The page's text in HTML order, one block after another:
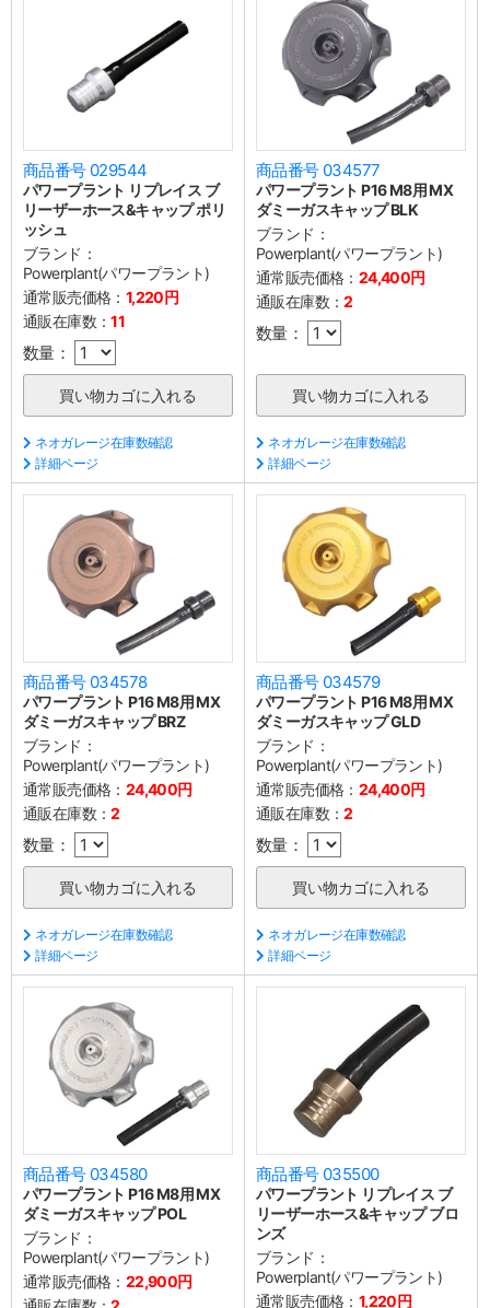
商品番号 029544
パワープラント リプレイス ブ
リーザーホース&キャップ ポリ
ッシュ
ブランド：
Powerplant(パワープラント)
通常販売価格： 1,220円
通販在庫数：11
数量：
ネオガレージ在庫数確認
詳細ページ
商品番号 034577
パワープラント P16 M8用 MX
ダミーガスキャップ BLK
ブランド：
Powerplant(パワープラント)
通常販売価格： 24,400円
通販在庫数：2
数量：
ネオガレージ在庫数確認
詳細ページ
商品番号 034578
パワープラント P16 M8用 MX
ダミーガスキャップ BRZ
ブランド：
Powerplant(パワープラント)
通常販売価格： 24,400円
通販在庫数：2
数量：
ネオガレージ在庫数確認
詳細ページ
商品番号 034579
パワープラント P16 M8用 MX
ダミーガスキャップ GLD
ブランド：
Powerplant(パワープラント)
通常販売価格： 24,400円
通販在庫数：2
数量：
ネオガレージ在庫数確認
詳細ページ
商品番号 034580
パワープラント P16 M8用 MX
ダミーガスキャップ POL
ブランド：
Powerplant(パワープラント)
通常販売価格： 22,900円
商品番号 035500
パワープラント リプレイス ブ
リーザーホース&キャップ ブロ
ンズ
ブランド：
Powerplant(パワープラント)
通常販売価格： 1,220円